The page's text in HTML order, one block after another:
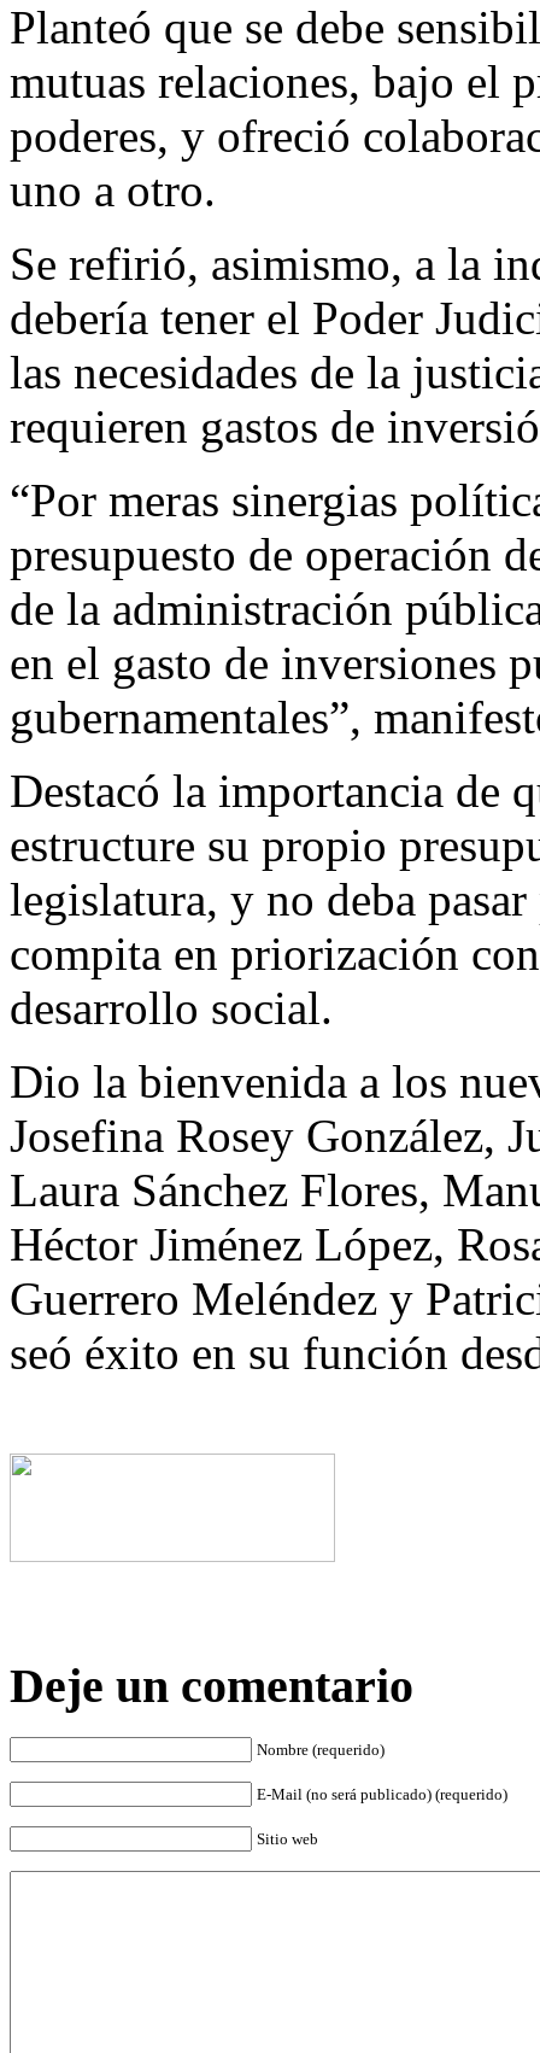
Planteó que se debe
mutuas relaciones, bajo el
poderes, y ofreció
uno a otro.
Se refirió, asimismo, a la
debería tener el Poder
las necesidades de la
requieren gastos de
“Por meras sinergias
presupuesto de operación
de la administración
en el gasto de inversiones
gubernamentales”,
Destacó la importancia de
estructure su propio
legislatura, y no deba
compita en priorización
desarrollo social.
Dio la bienvenida a los
Josefina Rosey González,
Laura Sánchez Flores,
Héctor Jiménez López,
Guerrero Meléndez y
seó éxito en su función
Deje un comentario
Nombre (requerido)
E-Mail (no será publicado) (requerido)
Sitio web